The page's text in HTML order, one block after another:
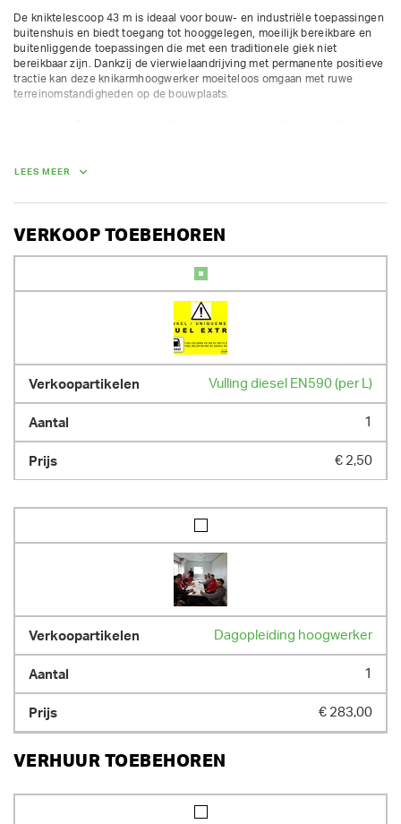
De kniktelescoop 43 m is ideaal voor bouw- en industriële toepassingen
buitenshuis en biedt toegang tot hooggelegen, moeilijk bereikbare en
buitenliggende toepassingen die met een traditionele giek niet
bereikbaar zijn. Dankzij de vierwielaandrijving met permanente positieve
tractie kan deze knikarmhoogwerker moeiteloos omgaan met ruwe
terreinomstandigheden op de bouwplaats.
Je kan deze machine enkel huren door contact op te nemen met
Werkhoogte: 43.2 m
Gewicht:  20.502 kg
20500.00 kg
LEES MEER
VERKOOP TOEBEHOREN
Vulling diesel EN590 (per L)
1
€ 2,50
Dagopleiding hoogwerker
1
€ 283,00
VERHUUR TOEBEHOREN